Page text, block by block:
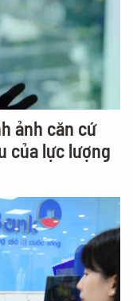
ảnh căn cứ
của lực lượng